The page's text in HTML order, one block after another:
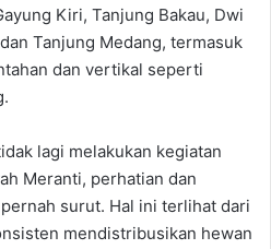
Kiri, Tanjung Bakau, Dwi
Tanjung Medang, termasuk
dan vertikal seperti
lagi melakukan kegiatan
Meranti, perhatian dan
surut. Hal ini terlihat dari
mendistribusikan hewan